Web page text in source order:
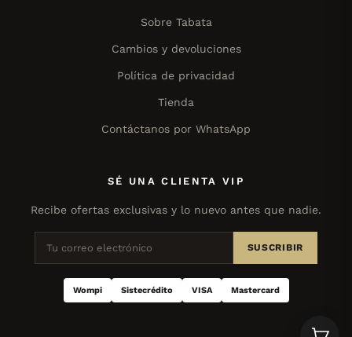
Sobre Tabata
Cambios y devoluciones
Política de privacidad
Tienda
Contáctanos por WhatsApp
SÉ UNA CLIENTA VIP
Recibe ofertas exclusivas y lo nuevo antes que nadie.
SUSCRIBIR
Wompi Sistecrédito VISA Mastercard